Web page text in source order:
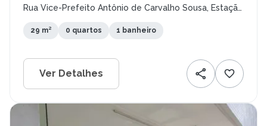
Rua Vice-Prefeito Antônio de Carvalho Sousa, Estação
29 m² 0 quartos 1 banheiro
Ver Detalhes